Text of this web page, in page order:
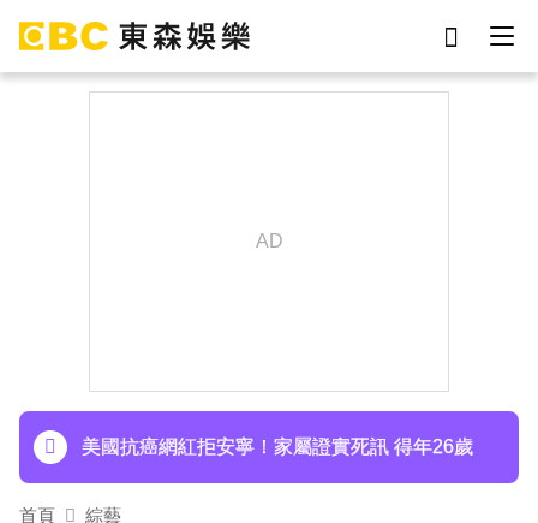
美國抗癌網紅拒安寧！家屬證實死訊 得年26歲
寬魚營收衰退 「點名王心凌、楊丞琳」網笑翻：
首頁 綜藝